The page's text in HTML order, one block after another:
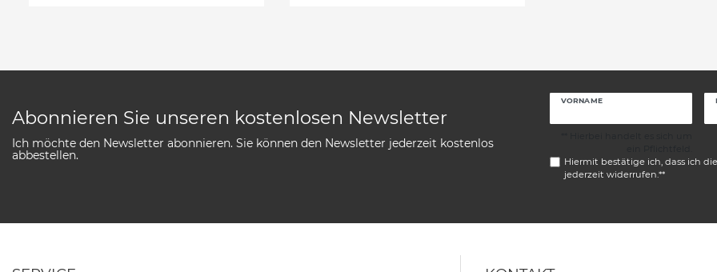
Abonnieren Sie unseren kostenlosen Newsletter
Ich möchte den Newsletter abonnieren. Sie können den Newsletter jederzeit kostenlos
abbestellen.
VORNAME
Hiermit bestätige ich, dass ich
jederzeit widerrufen.**